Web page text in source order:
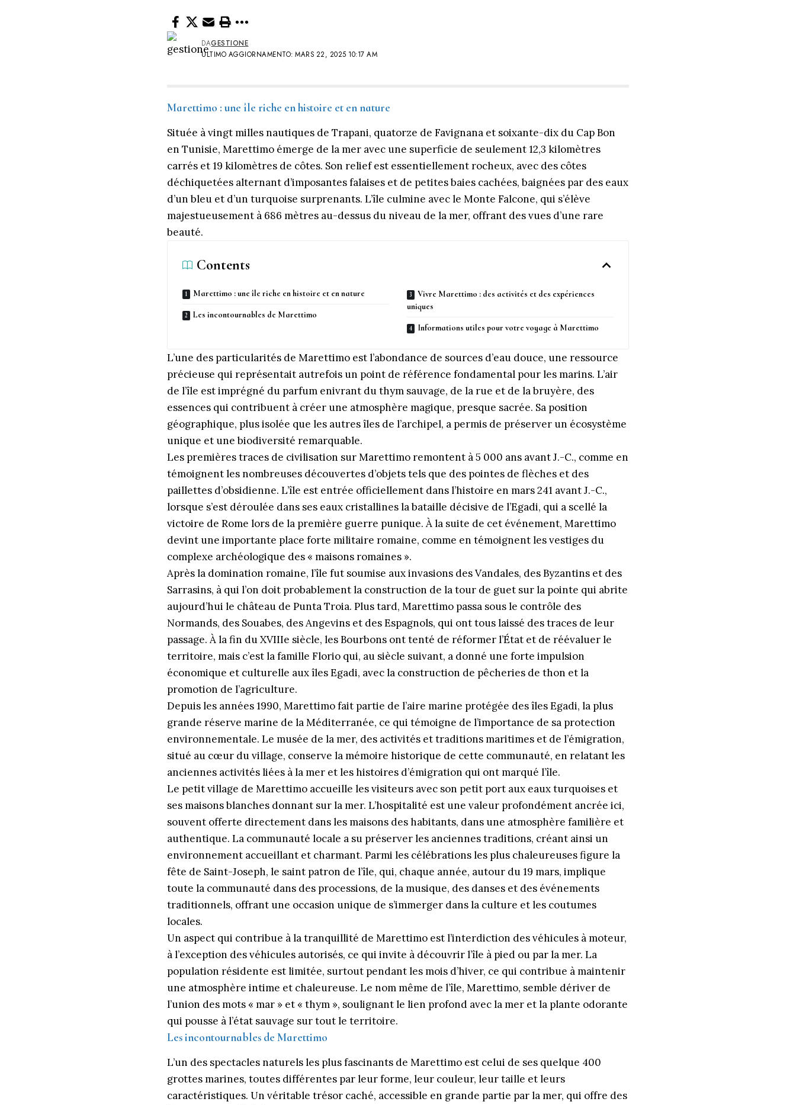
ULTIMO AGGIORNAMENTO: MARS 22, 2025 10:17 AM
DAGESTIONE
Marettimo : une île riche en histoire et en nature
Située à vingt milles nautiques de Trapani, quatorze de Favignana et soixante-dix du Cap Bon
en Tunisie, Marettimo émerge de la mer avec une superficie de seulement 12,3 kilomètres
carrés et 19 kilomètres de côtes. Son relief est essentiellement rocheux, avec des côtes
déchiquetées alternant d’imposantes falaises et de petites baies cachées, baignées par des eaux
d’un bleu et d’un turquoise surprenants. L’île culmine avec le Monte Falcone, qui s’élève
majestueusement à 686 mètres au-dessus du niveau de la mer, offrant des vues d’une rare
beauté.
Contents
Marettimo : une île riche en histoire et en nature
Les incontournables de Marettimo
Vivre Marettimo : des activités et des expériences
uniques
Informations utiles pour votre voyage à Marettimo
L’une des particularités de Marettimo est l’abondance de sources d’eau douce, une ressource
précieuse qui représentait autrefois un point de référence fondamental pour les marins. L’air
de l’île est imprégné du parfum enivrant du thym sauvage, de la rue et de la bruyère, des
essences qui contribuent à créer une atmosphère magique, presque sacrée. Sa position
géographique, plus isolée que les autres îles de l’archipel, a permis de préserver un écosystème
unique et une biodiversité remarquable.
Les premières traces de civilisation sur Marettimo remontent à 5 000 ans avant J.-C., comme en
témoignent les nombreuses découvertes d’objets tels que des pointes de flèches et des
paillettes d’obsidienne. L’île est entrée officiellement dans l’histoire en mars 241 avant J.-C.,
lorsque s’est déroulée dans ses eaux cristallines la bataille décisive de l’Egadi, qui a scellé la
victoire de Rome lors de la première guerre punique. À la suite de cet événement, Marettimo
devint une importante place forte militaire romaine, comme en témoignent les vestiges du
complexe archéologique des « maisons romaines ».
Après la domination romaine, l’île fut soumise aux invasions des Vandales, des Byzantins et des
Sarrasins, à qui l’on doit probablement la construction de la tour de guet sur la pointe qui abrite
aujourd’hui le château de Punta Troia. Plus tard, Marettimo passa sous le contrôle des
Normands, des Souabes, des Angevins et des Espagnols, qui ont tous laissé des traces de leur
passage. À la fin du XVIIIe siècle, les Bourbons ont tenté de réformer l’État et de réévaluer le
territoire, mais c’est la famille Florio qui, au siècle suivant, a donné une forte impulsion
économique et culturelle aux îles Egadi, avec la construction de pêcheries de thon et la
promotion de l’agriculture.
Depuis les années 1990, Marettimo fait partie de l’aire marine protégée des îles Egadi, la plus
grande réserve marine de la Méditerranée, ce qui témoigne de l’importance de sa protection
environnementale. Le musée de la mer, des activités et traditions maritimes et de l’émigration,
situé au cœur du village, conserve la mémoire historique de cette communauté, en relatant les
anciennes activités liées à la mer et les histoires d’émigration qui ont marqué l’île.
Le petit village de Marettimo accueille les visiteurs avec son petit port aux eaux turquoises et
ses maisons blanches donnant sur la mer. L’hospitalité est une valeur profondément ancrée ici,
souvent offerte directement dans les maisons des habitants, dans une atmosphère familière et
authentique. La communauté locale a su préserver les anciennes traditions, créant ainsi un
environnement accueillant et charmant. Parmi les célébrations les plus chaleureuses figure la
fête de Saint-Joseph, le saint patron de l’île, qui, chaque année, autour du 19 mars, implique
toute la communauté dans des processions, de la musique, des danses et des événements
traditionnels, offrant une occasion unique de s’immerger dans la culture et les coutumes
locales.
Un aspect qui contribue à la tranquillité de Marettimo est l’interdiction des véhicules à moteur,
à l’exception des véhicules autorisés, ce qui invite à découvrir l’île à pied ou par la mer. La
population résidente est limitée, surtout pendant les mois d’hiver, ce qui contribue à maintenir
une atmosphère intime et chaleureuse. Le nom même de l’île, Marettimo, semble dériver de
l’union des mots « mar » et « thym », soulignant le lien profond avec la mer et la plante odorante
qui pousse à l’état sauvage sur tout le territoire.
Les incontournables de Marettimo
L’un des spectacles naturels les plus fascinants de Marettimo est celui de ses quelque 400
grottes marines, toutes différentes par leur forme, leur couleur, leur taille et leurs
caractéristiques. Un véritable trésor caché, accessible en grande partie par la mer, qui offre des